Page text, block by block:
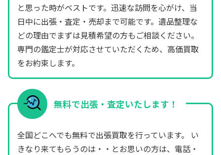
と思った時がベストです。迅速な訪問を心がけ、当
日中に出張・査定・売却まで可能です。遺品整理な
どの理由でまずは見積希望の方もご相談ください。
専門の鑑定士が対応させていただくため、高価買取
をお約束します。
無料で出張・査定いたします！
全国どこへでも無料で出張買取を行っています。 い
きなり来てもらうのは・・とお思いの方は、電話・